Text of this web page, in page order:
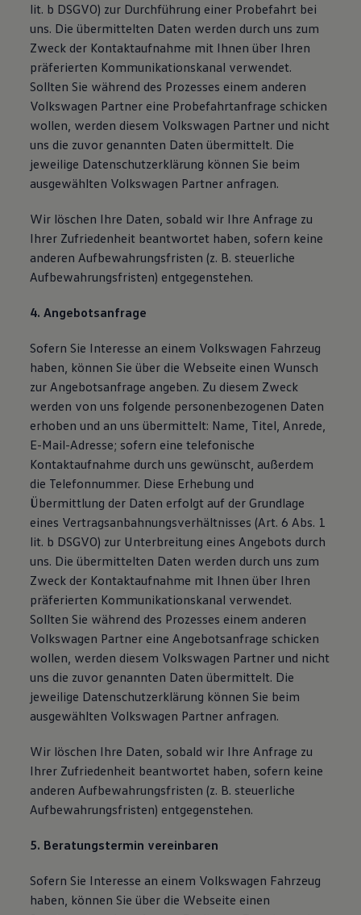
lit. b DSGVO) zur Durchführung einer Probefahrt bei
uns. Die übermittelten Daten werden durch uns zum
Zweck der Kontaktaufnahme mit Ihnen über Ihren
präferierten Kommunikationskanal verwendet.
Sollten Sie während des Prozesses einem anderen
Volkswagen Partner eine Probefahrtanfrage schicken
wollen, werden diesem Volkswagen Partner und nicht
uns die zuvor genannten Daten übermittelt. Die
jeweilige Datenschutzerklärung können Sie beim
ausgewählten Volkswagen Partner anfragen.
Wir löschen Ihre Daten, sobald wir Ihre Anfrage zu
Ihrer Zufriedenheit beantwortet haben, sofern keine
anderen Aufbewahrungsfristen (z. B. steuerliche
Aufbewahrungsfristen) entgegenstehen.
4. Angebotsanfrage
Sofern Sie Interesse an einem Volkswagen Fahrzeug
haben, können Sie über die Webseite einen Wunsch
zur Angebotsanfrage angeben. Zu diesem Zweck
werden von uns folgende personenbezogenen Daten
erhoben und an uns übermittelt: Name, Titel, Anrede,
E-Mail-Adresse; sofern eine telefonische
Kontaktaufnahme durch uns gewünscht, außerdem
die Telefonnummer. Diese Erhebung und
Übermittlung der Daten erfolgt auf der Grundlage
eines Vertragsanbahnungsverhältnisses (Art. 6 Abs. 1
lit. b DSGVO) zur Unterbreitung eines Angebots durch
uns. Die übermittelten Daten werden durch uns zum
Zweck der Kontaktaufnahme mit Ihnen über Ihren
präferierten Kommunikationskanal verwendet.
Sollten Sie während des Prozesses einem anderen
Volkswagen Partner eine Angebotsanfrage schicken
wollen, werden diesem Volkswagen Partner und nicht
uns die zuvor genannten Daten übermittelt. Die
jeweilige Datenschutzerklärung können Sie beim
ausgewählten Volkswagen Partner anfragen.
Wir löschen Ihre Daten, sobald wir Ihre Anfrage zu
Ihrer Zufriedenheit beantwortet haben, sofern keine
anderen Aufbewahrungsfristen (z. B. steuerliche
Aufbewahrungsfristen) entgegenstehen.
5. Beratungstermin vereinbaren
Sofern Sie Interesse an einem Volkswagen Fahrzeug
haben, können Sie über die Webseite einen